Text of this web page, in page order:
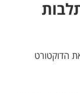
הדוקטורט